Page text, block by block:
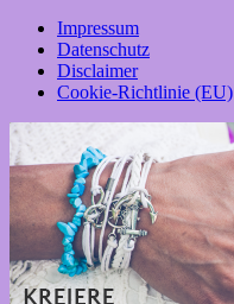
Impressum
Datenschutz
Disclaimer
Cookie-Richtlinie (EU)